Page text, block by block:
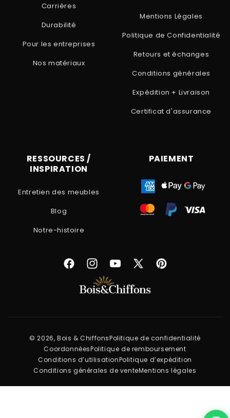
Carrières
Durabilité
Pour les entreprises
Nos matériaux
Mentions Légales
Politique de Confidentialité
Retours et échanges
Conditions générales
Expédition + Livraison
Certificat d'assurance
RESSOURCES /
INSPIRATION
Entretien des meubles
Blog
Notre-histoire
PAIEMENT
FacebookInstagramYouTube
X
Pinterest
© 2026, Bois & ChiffonsPolitique de confidentialité
CoordonnéesPolitique de remboursement
Conditions d’utilisationPolitique d’expédition
Conditions générales de venteMentions légales